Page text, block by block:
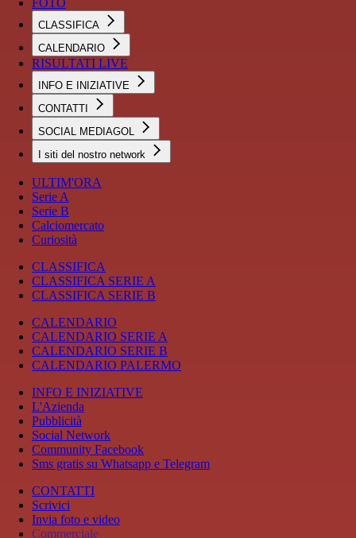
FOTO
CLASSIFICA
CALENDARIO
RISULTATI LIVE
INFO E INIZIATIVE
CONTATTI
SOCIAL MEDIAGOL
I siti del nostro network
ULTIM'ORA
Serie A
Serie B
Calciomercato
Curiosità
CLASSIFICA
CLASSIFICA SERIE A
CLASSIFICA SERIE B
CALENDARIO
CALENDARIO SERIE A
CALENDARIO SERIE B
CALENDARIO PALERMO
INFO E INIZIATIVE
L'Azienda
Pubblicità
Social Network
Community Facebook
Sms gratis su Whatsapp e Telegram
CONTATTI
Scrivici
Invia foto e video
Commerciale